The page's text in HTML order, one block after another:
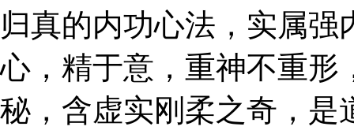
归真的内功心法，实属
心，精于意，重神不重形
秘，含虚实刚柔之奇，是